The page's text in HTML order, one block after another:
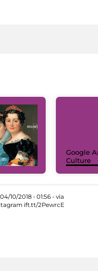
Google
Culture